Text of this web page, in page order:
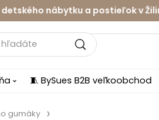
a postieľok v Žiline
🧵 BySues B2B veľkoobchod
gumáky